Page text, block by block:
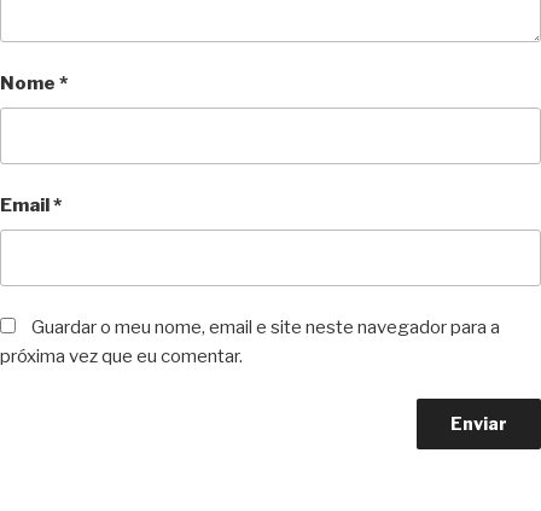
Nome *
Email*
Guardar o meu nome, email e site neste navegador para a
próxima vez que eu comentar.